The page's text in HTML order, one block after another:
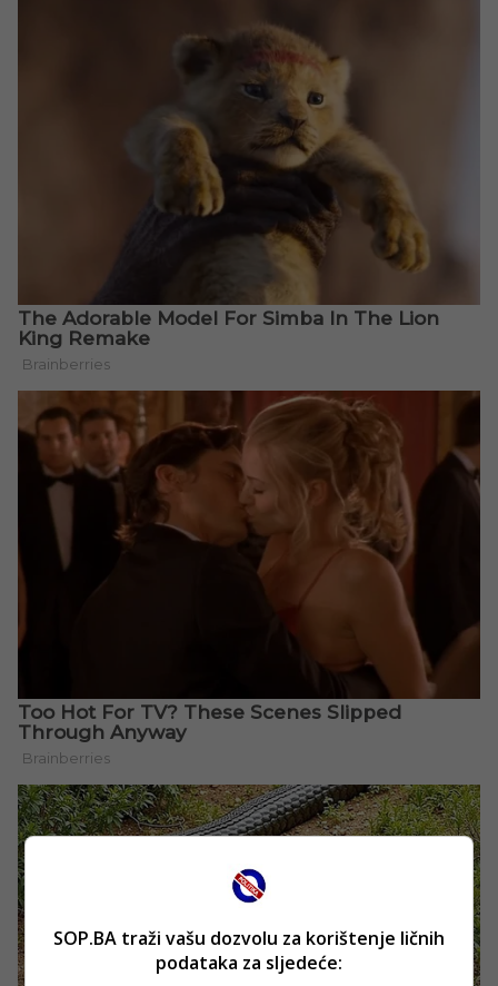
SOP.BA traži vašu dozvolu za korištenje ličnih
podataka za sljedeće: